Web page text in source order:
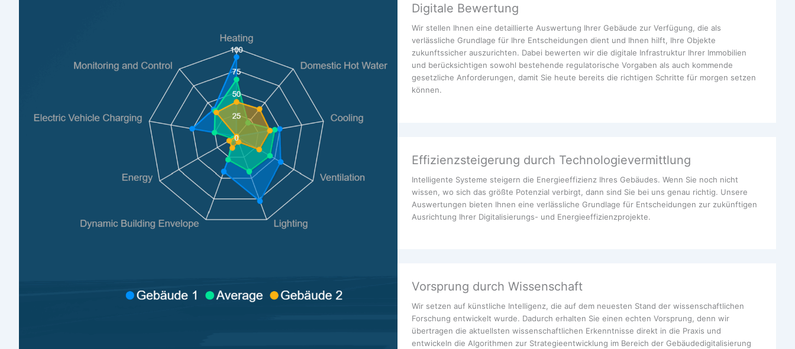
Digitale Bewertung
Wir stellen Ihnen eine detaillierte Auswertung Ihrer Gebäude zur Verfügung, die als
verlässliche Grundlage für Ihre Entscheidungen dient und Ihnen hilft, Ihre Objekte
zukunftssicher auszurichten. Dabei bewerten wir die digitale Infrastruktur Ihrer Immobilien
und berücksichtigen sowohl bestehende regulatorische Vorgaben als auch kommende
gesetzliche Anforderungen, damit Sie heute bereits die richtigen Schritte für morgen setzen
können.
Effizienzsteigerung durch Technologievermittlung
Intelligente Systeme steigern die Energieeffizienz Ihres Gebäudes. Wenn Sie noch nicht
wissen, wo sich das größte Potenzial verbirgt, dann sind Sie bei uns genau richtig. Unsere
Auswertungen bieten Ihnen eine verlässliche Grundlage für Entscheidungen zur zukünftigen
Ausrichtung Ihrer Digitalisierungs- und Energieeffizienzprojekte.
Vorsprung durch Wissenschaft
Wir setzen auf künstliche Intelligenz, die auf dem neuesten Stand der wissenschaftlichen
Forschung entwickelt wurde. Dadurch erhalten Sie einen echten Vorsprung, denn wir
übertragen die aktuellsten wissenschaftlichen Erkenntnisse direkt in die Praxis und
entwickeln die Algorithmen zur Strategieentwicklung im Bereich der Gebäudedigitalisierung